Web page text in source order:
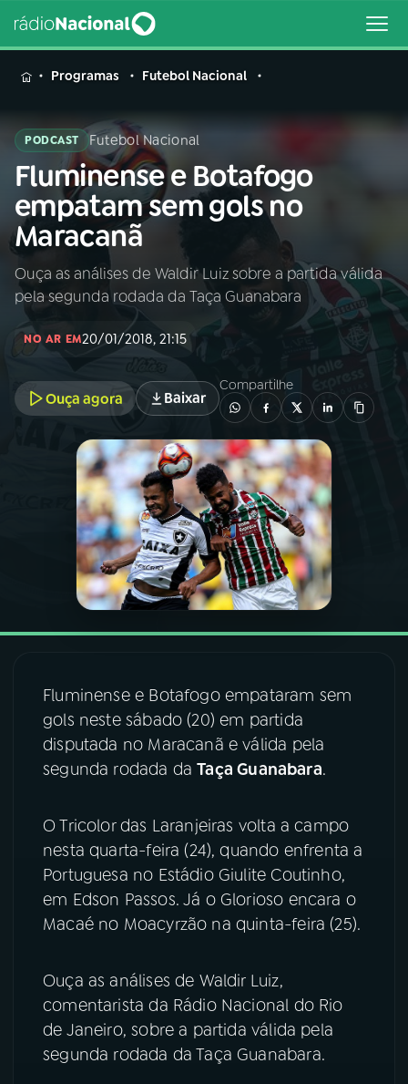
MENU
Buscar
na
Rádio
Nacional
Buscar
AO VIVO
INÍCIO
A RÁDIO
PROGRAMAÇÃO
PROGRAMAS
PODCASTS
06VIDEOCASTS
07ÚLTIMAS
08FESTIVAL DE MÚSICA
YouTube Facebook
Instagram X
Programas Futebol Nacional
PODCAST Futebol Nacional
Fluminense e Botafogo
empatam sem gols no
Maracanã
Ouça as análises de Waldir Luiz sobre a partida válida
pela segunda rodada da Taça Guanabara
NO AR EM20/01/2018, 21:15
Ouça agora Baixar
Compartilhe
Fluminense e Botafogo empataram sem
gols neste sábado (20) em partida
disputada no Maracanã e válida pela
segunda rodada daTaça Guanabara.
O Tricolor das Laranjeiras volta a campo
nesta quarta-feira (24), quando enfrenta a
Portuguesa no Estádio Giulite Coutinho,
em Edson Passos. Já o Glorioso encara o
Macaé no Moacyrzão na quinta-feira (25).
Ouça as análises de Waldir Luiz,
comentarista da Rádio Nacional do Rio
de Janeiro, sobre a partida válida pela
segunda rodada da Taça Guanabara.